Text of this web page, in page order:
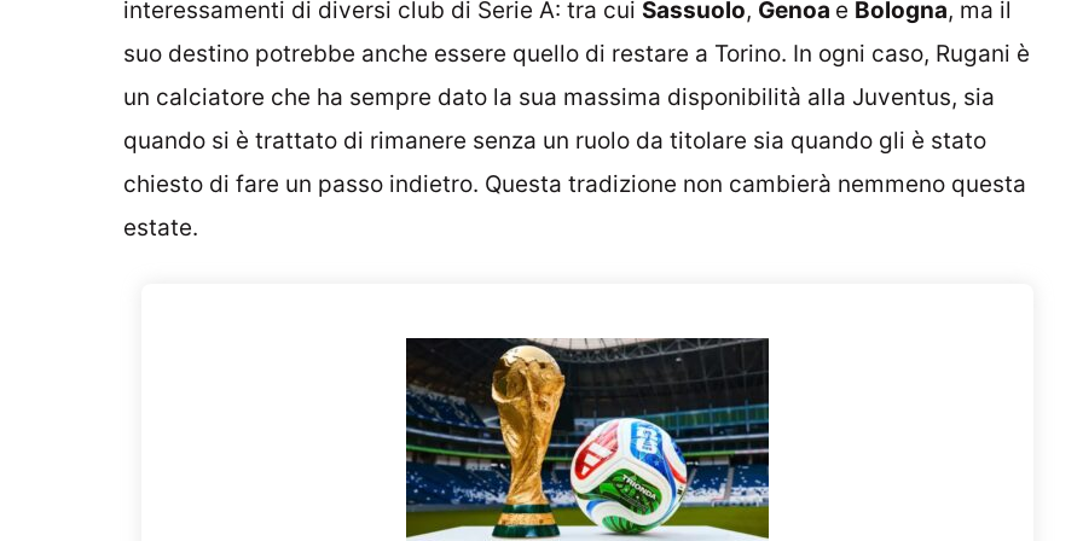
interessamenti di diversi club di Serie A: tra cui Sassuolo, Genoa e Bologna, ma il
suo destino potrebbe anche essere quello di restare a Torino. In ogni caso, Rugani è
un calciatore che ha sempre dato la sua massima disponibilità alla Juventus, sia
quando si è trattato di rimanere senza un ruolo da titolare sia quando gli è stato
chiesto di fare un passo indietro. Questa tradizione non cambierà nemmeno questa
estate.